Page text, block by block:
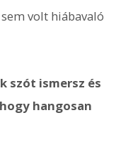
volt hiábavaló
szót ismersz és
hangosan